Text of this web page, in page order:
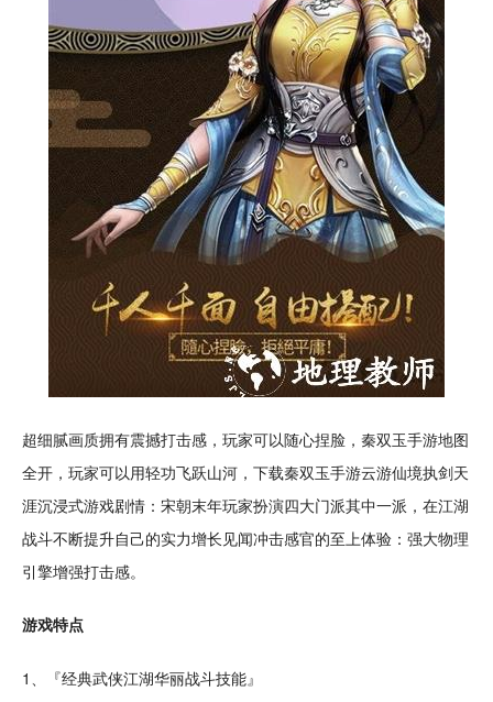
超细腻画质拥有震撼打击感 ，玩家可以随心捏脸 ，秦双玉手游地图
全开，玩家可以用轻功飞跃山河，下载秦双玉手游云游仙境执剑天
涯沉浸式游戏剧情 ：宋朝末年玩家扮演四大门派其中一派，在江湖
战斗不断提升自己的实力增长见闻冲击感官的至上体验：强大物理
引擎增强打击感。
游戏特点
1、『经典武侠江湖华丽战斗技能』